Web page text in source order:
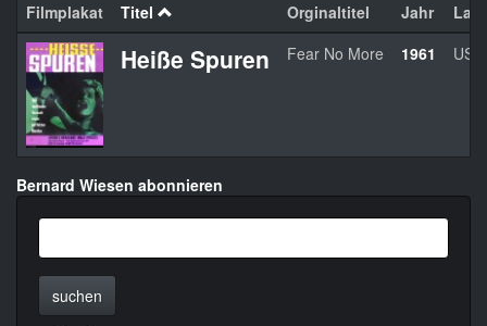
Filmplakat Titel Orginaltitel Jahr
Heiße Spuren Fear No More 1961 USA
Bernard Wiesen abonnieren
suchen